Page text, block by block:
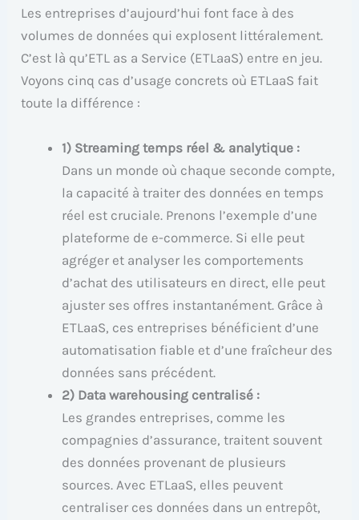
Les entreprises d’aujourd’hui font face à des
volumes de données qui explosent littéralement.
C’est là qu’ETL as a Service (ETLaaS) entre en jeu.
Voyons cinq cas d’usage concrets où ETLaaS fait
toute la différence :
1) Streaming temps réel & analytique :
Dans un monde où chaque seconde compte,
la capacité à traiter des données en temps
réel est cruciale. Prenons l’exemple d’une
plateforme de e-commerce. Si elle peut
agréger et analyser les comportements
d’achat des utilisateurs en direct, elle peut
ajuster ses offres instantanément. Grâce à
ETLaaS, ces entreprises bénéficient d’une
automatisation fiable et d’une fraîcheur des
données sans précédent.
2) Data warehousing centralisé :
Les grandes entreprises, comme les
compagnies d’assurance, traitent souvent
des données provenant de plusieurs
sources. Avec ETLaaS, elles peuvent
centraliser ces données dans un entrepôt,